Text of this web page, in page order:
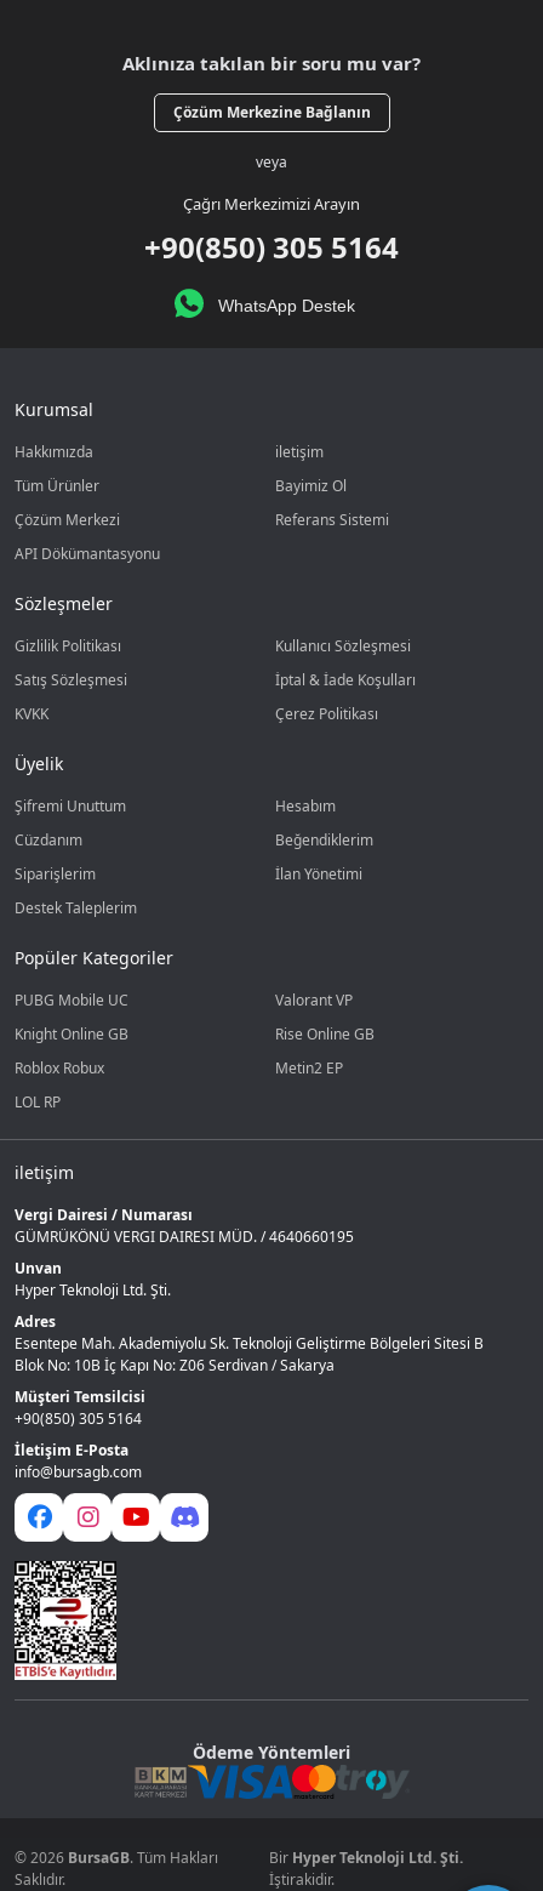
Aklınıza takılan bir soru mu var?
Çözüm Merkezine Bağlanın
veya
Çağrı Merkezimizi Arayın
+90(850) 305 5164
WhatsApp Destek
Kurumsal
Hakkımızda
iletişim
Tüm Ürünler
Bayimiz Ol
Çözüm Merkezi
Referans Sistemi
API Dökümantasyonu
Sözleşmeler
Gizlilik Politikası
Kullanıcı Sözleşmesi
Satış Sözleşmesi
İptal & İade Koşulları
KVKK
Çerez Politikası
Üyelik
Şifremi Unuttum
Hesabım
Cüzdanım
Beğendiklerim
Siparişlerim
İlan Yönetimi
Destek Taleplerim
Popüler Kategoriler
PUBG Mobile UC
Valorant VP
Knight Online GB
Rise Online GB
Roblox Robux
Metin2 EP
LOL RP
iletişim
Vergi Dairesi / Numarası
GÜMRÜKÖNÜ VERGI DAIRESI MÜD. / 4640660195
Unvan
Hyper Teknoloji Ltd. Şti.
Adres
Esentepe Mah. Akademiyolu Sk. Teknoloji Geliştirme Bölgeleri Sitesi B
Blok No: 10B İç Kapı No: Z06 Serdivan / Sakarya
Müşteri Temsilcisi
+90(850) 305 5164
İletişim E-Posta
info@bursagb.com
Ödeme Yöntemleri
© 2026 BursaGB. Tüm Hakları
Saklıdır.
Bir Hyper Teknoloji Ltd. Şti.
İştirakidir.